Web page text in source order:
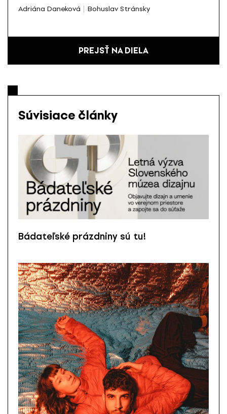
Adriána Daneková Bohuslav Stránsky
PREJSŤ NA DIELA
Súvisiace články
Bádateľské prázdniny sú tu!